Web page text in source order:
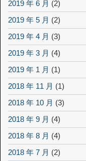
2019 年 6 月 (2)
2019 年 5 月 (2)
2019 年 4 月 (3)
2019 年 3 月 (4)
2019 年 1 月 (1)
2018 年 11 月 (1)
2018 年 10 月 (3)
2018 年 9 月 (4)
2018 年 8 月 (4)
2018 年 7 月 (2)